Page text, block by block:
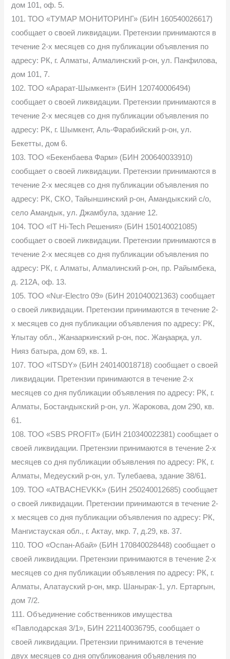
дом 101, оф. 5.
101. ТОО «ТУМАР МОНИТОРИНГ» (БИН 160540026617)
сообщает о своей ликвидации. Претензии принимаются в
течение 2-х месяцев со дня публикации объявления по
адресу: РК, г. Алматы, Алмалинский р-он, ул. Панфилова,
дом 101, 7.
102. ТОО «Арарат-Шымкент» (БИН 120740006494)
сообщает о своей ликвидации. Претензии принимаются в
течение 2-х месяцев со дня публикации объявления по
адресу: РК, г. Шымкент, Аль-Фарабийский р-он, ул.
Бекетты, дом 6.
103. ТОО «Бекенбаева Фарм» (БИН 200640033910)
сообщает о своей ликвидации. Претензии принимаются в
течение 2-х месяцев со дня публикации объявления по
адресу: РК, СКО, Тайыншинский р-он, Амандыкский с/о,
село Амандык, ул. Джамбула, здание 12.
104. ТОО «IT Hi-Tech Решения» (БИН 150140021085)
сообщает о своей ликвидации. Претензии принимаются в
течение 2-х месяцев со дня публикации объявления по
адресу: РК, г. Алматы, Алмалинский р-он, пр. Райымбека,
д. 212А, оф. 13.
105. ТОО «Nur-Electro 09» (БИН 201040021363) сообщает
о своей ликвидации. Претензии принимаются в течение 2-
х месяцев со дня публикации объявления по адресу: РК,
Ұлытау обл., Жанааркинский р-он, пос. Жаңаарқа, ул.
Нияз батыра, дом 69, кв. 1.
107. ТОО «ITSDY» (БИН 240140018718) сообщает о своей
ликвидации. Претензии принимаются в течение 2-х
месяцев со дня публикации объявления по адресу: РК, г.
Алматы, Бостандыкский р-он, ул. Жарокова, дом 290, кв.
61.
108. ТОО «SBS PROFIT» (БИН 210340022381) сообщает о
своей ликвидации. Претензии принимаются в течение 2-х
месяцев со дня публикации объявления по адресу: РК, г.
Алматы, Медеуский р-он, ул. Тулебаева, здание 38/61.
109. ТОО «ATBACHEVKK» (БИН 250240012685) сообщает
о своей ликвидации. Претензии принимаются в течение 2-
х месяцев со дня публикации объявления по адресу: РК,
Мангистауская обл., г. Актау, мкр. 7, д.29, кв. 37.
110. ТОО «Оспан-Абай» (БИН 170840028448) сообщает о
своей ликвидации. Претензии принимаются в течение 2-х
месяцев со дня публикации объявления по адресу: РК, г.
Алматы, Алатауский р-он, мкр. Шанырак-1, ул. Ертаргын,
дом 7/2.
111. Объединение собственников имущества
«Павлодарская 3/1», БИН 221140036795, сообщает о
своей ликвидации. Претензии принимаются в течение
двух месяцев со дня опубликования объявления по